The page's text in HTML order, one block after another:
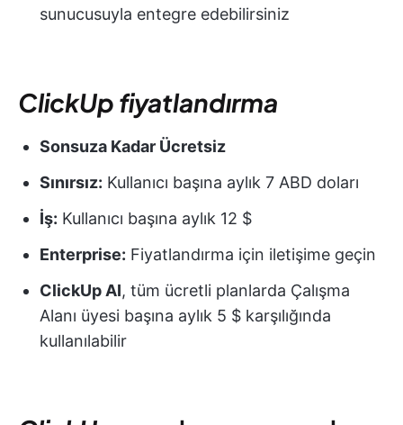
sunucusuyla entegre edebilirsiniz
ClickUp fiyatlandırma
Sonsuza Kadar Ücretsiz
Sınırsız: Kullanıcı başına aylık 7 ABD doları
İş: Kullanıcı başına aylık 12 $
Enterprise: Fiyatlandırma için iletişime geçin
ClickUp AI, tüm ücretli planlarda Çalışma
Alanı üyesi başına aylık 5 $ karşılığında
kullanılabilir